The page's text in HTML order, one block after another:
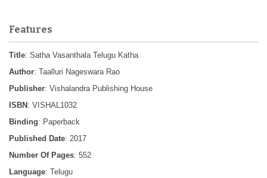
Features
Title: Satha Vasanthala Telugu Katha
Author: Taalluri Nageswara Rao
Publisher: Vishalandra Publishing House
ISBN : VISHAL1032
Binding: Paperback
Published Date: 2017
Number Of Pages: 552
Language: Telugu